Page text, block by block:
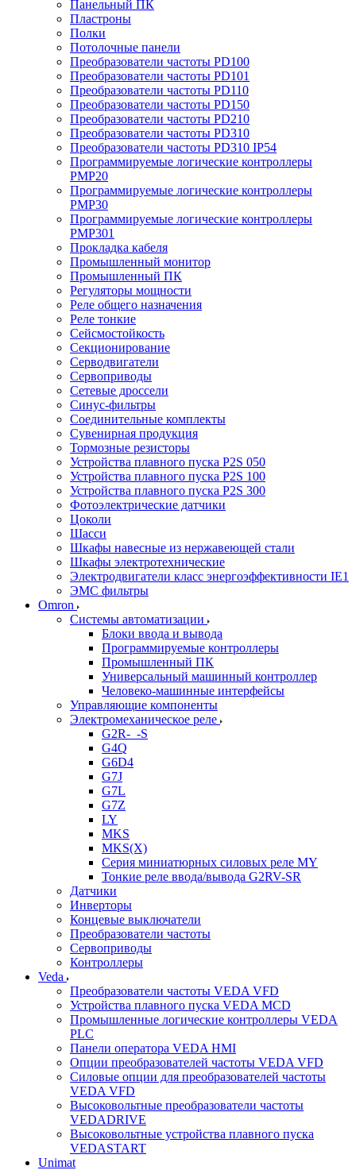
Панельный ПК
Пластроны
Полки
Потолочные панели
Преобразователи частоты PD100
Преобразователи частоты PD101
Преобразователи частоты PD110
Преобразователи частоты PD150
Преобразователи частоты PD210
Преобразователи частоты PD310
Преобразователи частоты PD310 IP54
Программируемые логические контроллеры
PMP20
Программируемые логические контроллеры
PMP30
Программируемые логические контроллеры
PMP301
Прокладка кабеля
Промышленный монитор
Промышленный ПК
Регуляторы мощности
Реле общего назначения
Реле тонкие
Сейсмостойкость
Секционирование
Серводвигатели
Сервоприводы
Сетевые дроссели
Синус-фильтры
Соединительные комплекты
Сувенирная продукция
Тормозные резисторы
Устройства плавного пуска P2S 050
Устройства плавного пуска P2S 100
Устройства плавного пуска P2S 300
Фотоэлектрические датчики
Цоколи
Шасси
Шкафы навесные из нержавеющей стали
Шкафы электротехнические
Электродвигатели класс энергоэффективности IE1
ЭМС фильтры
Omron
Системы автоматизации
Блоки ввода и вывода
Программируемые контроллеры
Промышленный ПК
Универсальный машинный контроллер
Человеко-машинные интерфейсы
Управляющие компоненты
Электромеханическое реле
G2R-_-S
G4Q
G6D4
G7J
G7L
G7Z
LY
MKS
MKS(X)
Серия миниатюрных силовых реле MY
Тонкие реле ввода/вывода G2RV-SR
Датчики
Инверторы
Концевые выключатели
Преобразователи частоты
Сервоприводы
Контроллеры
Veda
Преобразователи частоты VEDA VFD
Устройства плавного пуска VEDA MCD
Промышленные логические контроллеры VEDA
PLC
Панели оператора VEDA HMI
Опции преобразователей частоты VEDA VFD
Силовые опции для преобразователей частоты
VEDA VFD
Высоковольтные преобразователи частоты
VEDADRIVE
Высоковольтные устройства плавного пуска
VEDASTART
Unimat